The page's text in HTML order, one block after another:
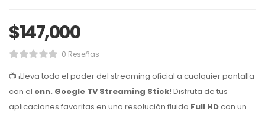
$147,000
0 Reseñas
📺 ¡Lleva todo el poder del streaming oficial a cualquier pantalla
con el onn. Google TV Streaming Stick! Disfruta de tus
aplicaciones favoritas en una resolución fluida Full HDcon un